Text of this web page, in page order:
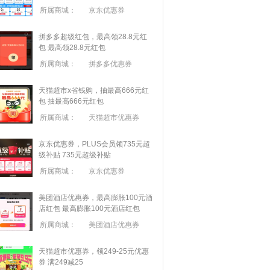
所属商城： 京东优惠券
拼多多超级红包，最高领28.8元红
包 最高领28.8元红包
所属商城：
拼多多优惠券
天猫超市x省钱购，抽最高666元红
包 抽最高666元红包
所属商城：
天猫超市优惠券
京东优惠券，PLUS会员领735元超
级补贴 735元超级补贴
所属商城：
京东优惠券
美团酒店优惠券，最高膨胀100元酒
店红包 最高膨胀100元酒店红包
所属商城：
美团酒店优惠券
天猫超市优惠券，领249-25元优惠
券 满249减25